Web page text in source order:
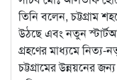
তিনি বলেন, চট্টগ্রাম
উঠছে এবং নতুন
গ্রহণের মাধ্যমে নিত্য-
চট্টগ্রামের উন্নয়নের